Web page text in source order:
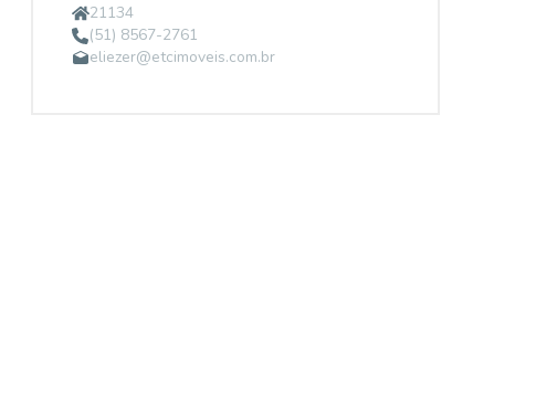
21134
(51) 8567-2761
eliezer@etcimoveis.com.br